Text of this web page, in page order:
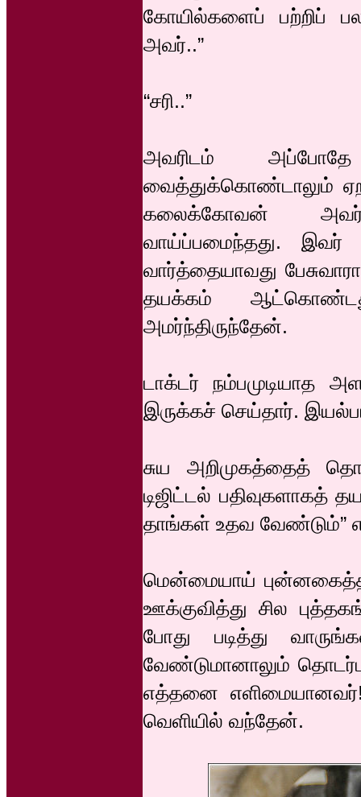
கோயில்களைப் பற்றிப்
அவர்..”
“சரி..”
அவரிடம்
வைத்துக்கொண்டாலும்
கலைக்கோவன்
வாய்ப்பமைந்தது. இவர்
வார்த்தையாவது
தயக்கம்
அமர்ந்திருந்தேன்.
டாக்டர் நம்பமுடியாத
இருக்கச் செய்தார்.
சுய அறிமுகத்தைத்
டிஜிட்டல்
தாங்கள் உதவ வேண்டும்”
மென்மையாய்
ஊக்குவித்து சில
போது படித்து
வேண்டுமானாலும்
எத்தனை எளிமையானவர்!
வெளியில் வந்தேன்.